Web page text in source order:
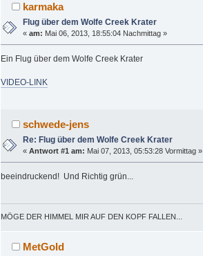
karmaka
Flug über dem Wolfe Creek Krater
«am: Mai 06, 2013, 18:55:04 Nachmittag »
Ein Flug über dem Wolfe Creek Krater
VIDEO-LINK
schwede-jens
Re: Flug über dem Wolfe Creek Krater
«Antwort #1 am: Mai 07, 2013, 05:53:28 Vormittag »
beeindruckend! Und Richtig grün...
MÖGE DER HIMMEL MIR AUF DEN KOPF FALLEN...
MetGold